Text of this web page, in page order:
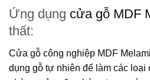
Ứng dụng cửa gỗ MDF
thất:
Cửa gỗ công nghiệp MDF
dụng gỗ tự nhiên để làm các